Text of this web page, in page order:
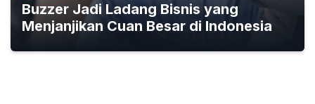
Buzzer Jadi Ladang Bisnis yang
Menjanjikan Cuan Besar di Indonesia